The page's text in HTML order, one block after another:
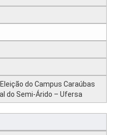
do Campus Caraúbas
do Semi-Árido – Ufersa